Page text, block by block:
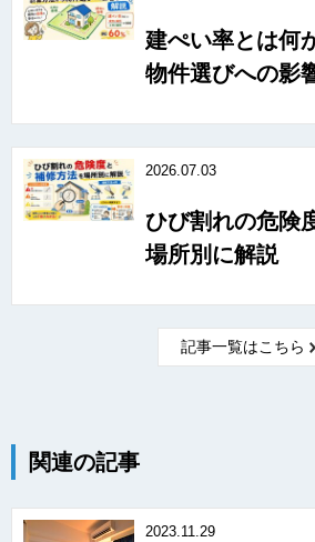
建ぺい率とは何
物件選びへの影
2026.07.03
ひび割れの危険
場所別に解説
記事一覧はこちら
関連の記事
2023.11.29